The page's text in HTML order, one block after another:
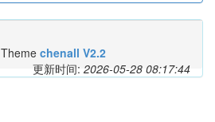
Theme chenall V2.2
更新时间: 2026-05-28 08:17:44